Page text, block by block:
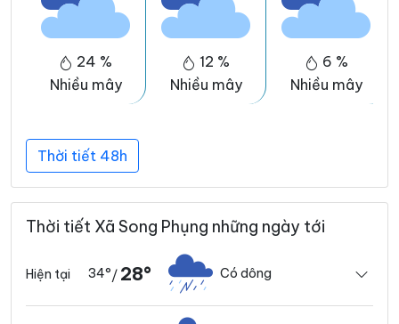
24 %
Nhiều mây
12 %
Nhiều mây
6 %
Nhiều mây
Thời tiết 48h
Thời tiết Xã Song Phụng những ngày tới
Hiện tại 34°/ 28° Có dông